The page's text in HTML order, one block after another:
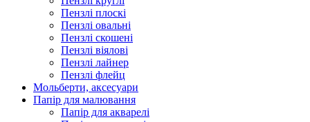
Пензлі плоскі
Пензлі овальні
Пензлі скошені
Пензлі віялові
Пензлі лайнер
Пензлі флейц
Мольберти, аксесуари
Папір для малювання
Папір для акварелі